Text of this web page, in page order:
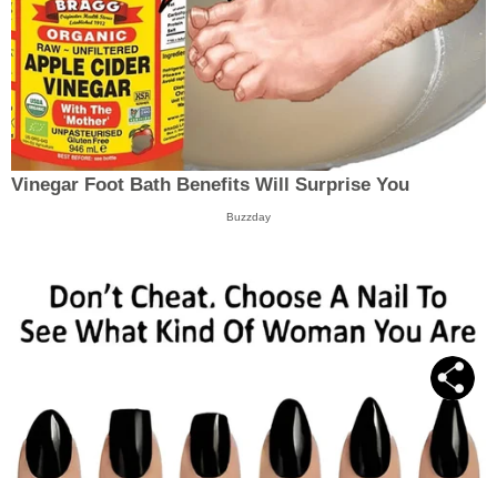
Vinegar Foot Bath Benefits Will Surprise You
Buzzday